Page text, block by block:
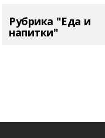
Рубрика "Еда и
напитки"